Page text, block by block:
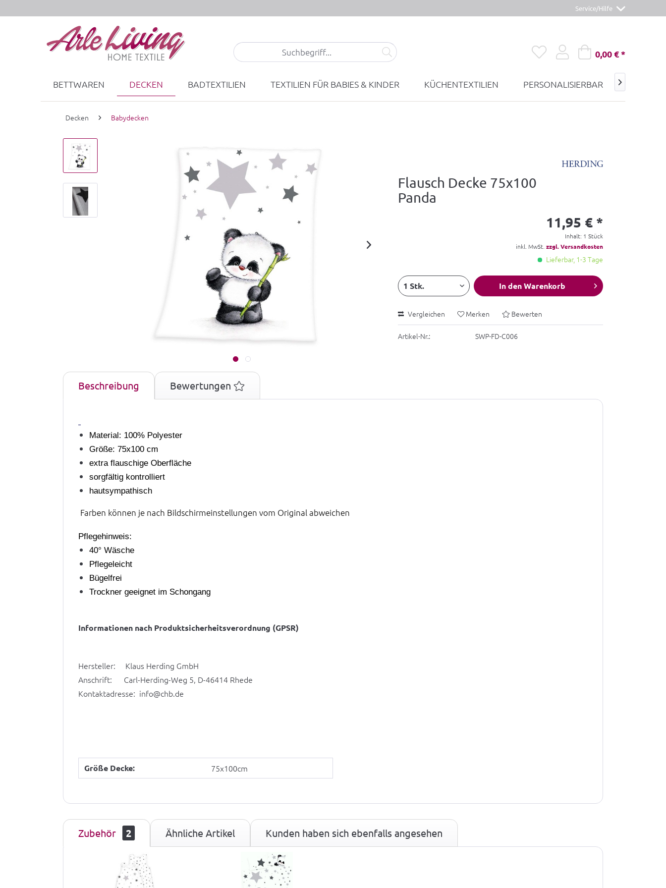
Service/Hilfe
0,00 € *
BETTWAREN DECKEN BADTEXTILIEN TEXTILIEN FÜR BABIES & KINDER KÜCHENTEXTILIEN PERSONALISIERBAR 
Decken Babydecken
Flausch Decke 75x100
Panda
11,95 € *
Inhalt: 1 Stück
inkl. MwSt. zzgl. Versandkosten
Lieferbar, 1-3 Tage
In den Warenkorb
Vergleichen Merken Bewerten
Artikel-Nr.: SWP-FD-C006
Beschreibung Bewertungen
Material: 100% Polyester
Größe: 75x100 cm
extra flauschige Oberfläche
sorgfältig kontrolliert
hautsympathisch
Farben können je nach Bildschirmeinstellungen vom Original abweichen
Pflegehinweis:
40° Wäsche
Pflegeleicht
Bügelfrei
Trockner geeignet im Schongang
Informationen nach Produktsicherheitsverordnung (GPSR)
Hersteller: Klaus Herding GmbH
Anschrift: Carl-Herding-Weg 5, D-46414 Rhede
Kontaktadresse: info@chb.de
Größe Decke: 75x100cm
Zubehör 2 Ähnliche Artikel Kunden haben sich ebenfalls angesehen